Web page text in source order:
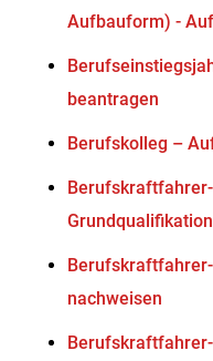
Aufbauform) -
beantragen
Berufskolleg –
nachweisen